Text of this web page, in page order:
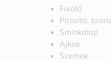
Fixáló
Pirosító,
Sminkalap
Ajkak
Szemek